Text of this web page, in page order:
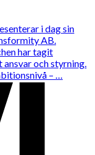
i dag sin
AB.
har tagit
och styrning.
– …